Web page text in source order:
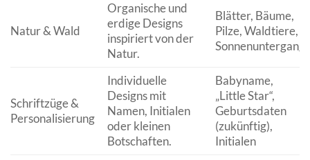
Natur & Wald
Organische und
erdige Designs
inspiriert von der
Natur.
Blätter, Bäume,
Pilze, Waldtiere,
Sonnenuntergang
Schriftzüge &
Personalisierung
Individuelle
Designs mit
Namen, Initialen
oder kleinen
Botschaften.
Babyname,
„Little Star“,
Geburtsdaten
(zukünftig),
Initialen